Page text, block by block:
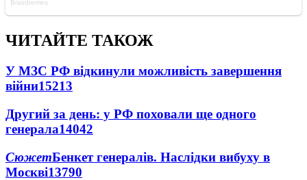
ЧИТАЙТЕ ТАКОЖ
У МЗС РФ відкинули можливість завершення
війни15213
Другий за день: у РФ поховали ще одного
генерала14042
СюжетБенкет генералів. Наслідки вибуху в
Москві13790